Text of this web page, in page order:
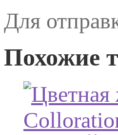
Для
Похожие